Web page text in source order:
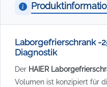
Laborgefrierschrank -
Diagnostik
Der HAIER
Volumen ist konzipiert für